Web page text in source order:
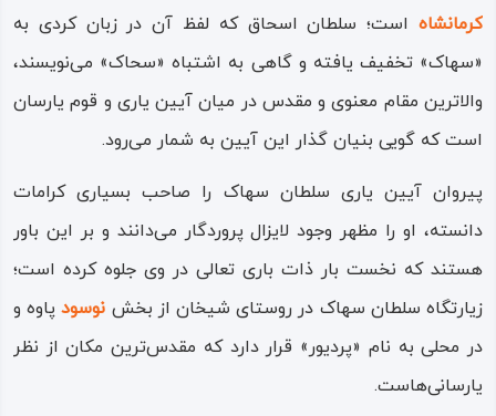
کرمانشاه است؛ سلطان اسحاق که لفظ آن در زبان کردی به
«سهاک» تخفیف یافته و گاهی به اشتباه «سحاک» می‌نویسند،
والاترین مقام معنوی و مقدس در میان آیین یاری و قوم یارسان
است که گویی بنیان‌ گذار این آیین به‌ شمار می‌رود.
پیروان آیین یاری سلطان سهاک را صاحب بسیاری کرامات
دانسته، او را مظهر وجود لایزال پروردگار می‌دانند و بر این باور
هستند که نخست بار ذات باری‌ تعالی در وی جلوه کرده است؛
زیارتگاه سلطان سهاک در روستای شیخان از بخش نوسودپاوه و
در محلی به نام «پردیور» قرار دارد که مقدس‌ترین مکان از نظر
یارسانی‌هاست.